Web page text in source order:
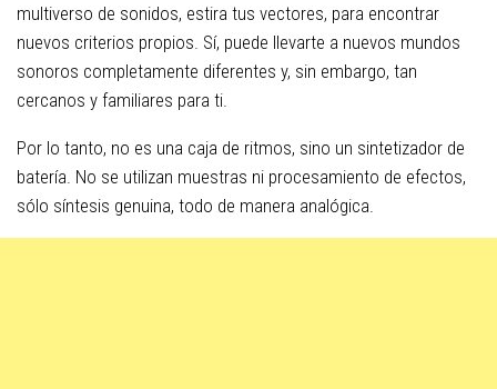
multiverso de sonidos, estira tus vectores, para encontrar
nuevos criterios propios. Sí, puede llevarte a nuevos mundos
sonoros completamente diferentes y, sin embargo, tan
cercanos y familiares para ti.
Por lo tanto, no es una caja de ritmos, sino un sintetizador de
batería. No se utilizan muestras ni procesamiento de efectos,
sólo síntesis genuina, todo de manera analógica.